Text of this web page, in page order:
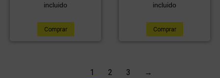
incluido
Comprar
incluido
Comprar
1 2 3 →